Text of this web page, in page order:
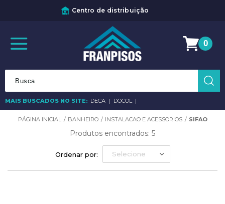
Centro de distribuição
MAIS BUSCADOS NO SITE: DECA DOCOL
0
Ordenar por: Selecione
Produtos encontrados: 5
BANHEIRO INSTALACAO E ACESSORIOS SIFAO